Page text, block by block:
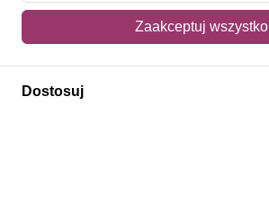
Regulamin
Polityka prywatności
Zaakceptuj wszystko
Dostosuj